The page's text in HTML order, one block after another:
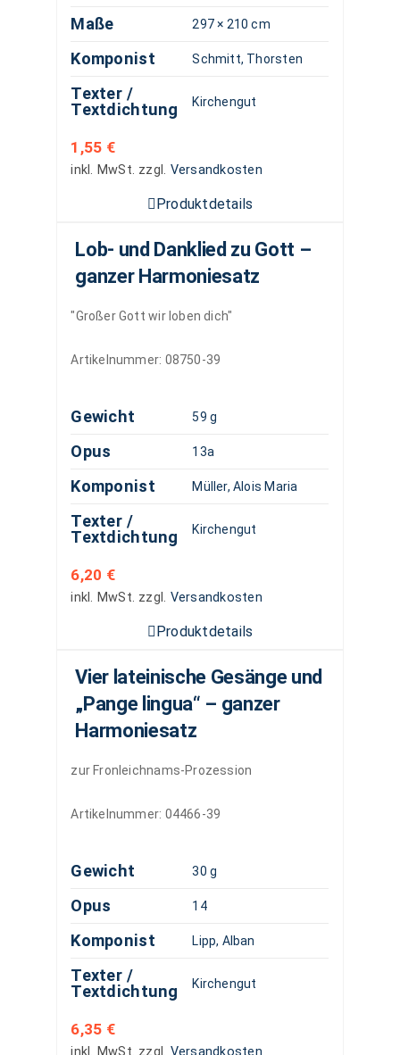
Maße 297 × 210 cm
Komponist Schmitt, Thorsten
Texter /
Textdichtung
Kirchengut
1,55 €
inkl. MwSt. zzgl. Versandkosten
Produktdetails
Lob- und Danklied zu Gott –
ganzer Harmoniesatz
"Großer Gott wir loben dich"
Artikelnummer: 08750-39
Gewicht 59 g
Opus 13a
Komponist Müller, Alois Maria
Texter /
Textdichtung
Kirchengut
6,20 €
inkl. MwSt. zzgl. Versandkosten
Produktdetails
Vier lateinische Gesänge und
„Pange lingua“ – ganzer
Harmoniesatz
zur Fronleichnams-Prozession
Artikelnummer: 04466-39
Gewicht 30 g
Opus 14
Komponist Lipp, Alban
Texter /
Textdichtung
Kirchengut
6,35 €